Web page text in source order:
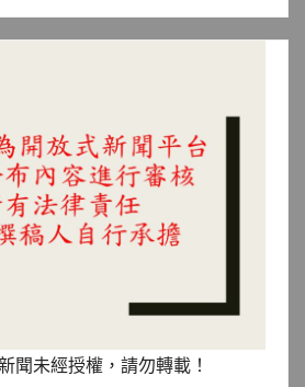
聞未經授權，請勿轉載！